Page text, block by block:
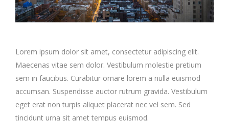
Lorem ipsum dolor sit amet, consectetur adipiscing elit.
Maecenas vitae sem dolor. Vestibulum molestie pretium
sem in faucibus. Curabitur ornare lorem a nulla euismod
accumsan. Suspendisse auctor rutrum gravida. Vestibulum
eget erat non turpis aliquet placerat nec vel sem. Sed
tincidunt urna sit amet tempus euismod.